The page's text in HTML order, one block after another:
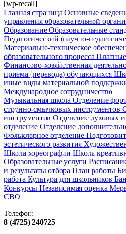
[wp-recall]
Главная страница Основные
управления образовательной
Образование Образовательные
Педагогический (научно-
Материально-техническое
образовательного процесса Платные
Финансово-хозяйственная
приема (перевода) обучающихся
иные виды материальной
Международное сотрудничество
Музыкальная школа Отделение
струнно-смычковых инструментов
инструментов Отделение духовых
отделение Отделение
Фольклорное отделение
эстетического развития
Школа хореографии Школа
Образовательные услуги
и результаты отбора План работы
работа Культура для школьников
Конкурсы Независимая оценка
СВО
Телефон:
8 (4725) 240725